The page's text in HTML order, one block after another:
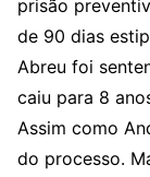
prisão
de 90 dias
Abreu foi
caiu para 8
Assim como
do processo.